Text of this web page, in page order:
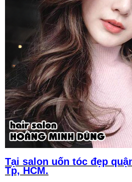
Tại salon uốn tóc đẹp
Tp, HCM.